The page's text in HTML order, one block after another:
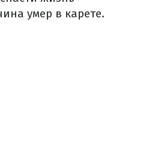
умер в карете.